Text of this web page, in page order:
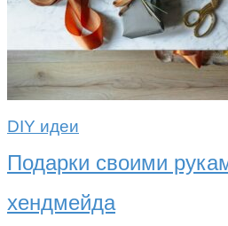
DIY идеи
Подарки своими
хендмейда